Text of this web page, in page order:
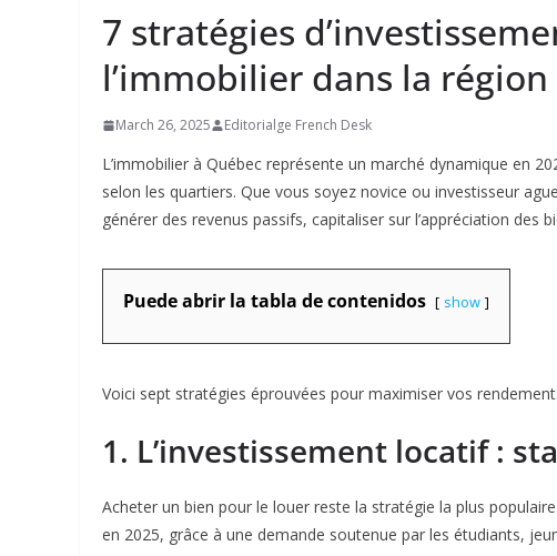
7 stratégies
l’immobilier dans la
March 26, 2025 Editorialge French Desk
L’immobilier à Québec représente un marché dynamique en
selon les quartiers. Que vous soyez novice ou investisseur
générer des revenus passifs, capitaliser sur l’appréciation des
Puede abrir la tabla de contenidos show
Voici sept stratégies éprouvées pour maximiser vos
1. L’investissement locatif :
Acheter un bien pour le louer reste la stratégie la plus
en 2025, grâce à une demande soutenue par les étudiants,